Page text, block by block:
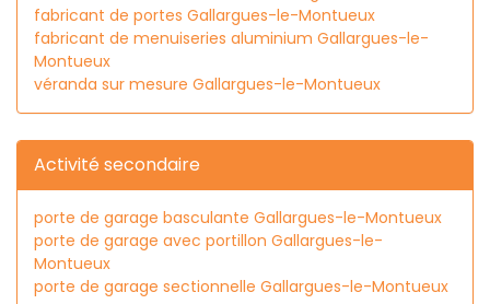
fabricant de portes Gallargues-le-Montueux
fabricant de menuiseries aluminium Gallargues-le-
Montueux
véranda sur mesure Gallargues-le-Montueux
Activité secondaire
porte de garage basculante Gallargues-le-Montueux
porte de garage avec portillon Gallargues-le-
Montueux
porte de garage sectionnelle Gallargues-le-Montueux